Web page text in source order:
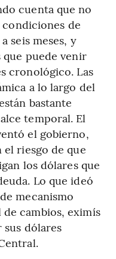
cuenta que no
de
seis meses, y
puede venir
cronológico. Las
a lo largo del
bastante
temporal. El
el gobierno,
el riesgo de que
los dólares que
Lo que ideó
mecanismo
cambios, eximís
dólares